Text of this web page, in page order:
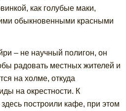
как голубые маки,
обыкновенными красными
– не научный полигон, он
радовать местных жителей и
на холме, откуда
на окрестности. К
построили кафе, при этом